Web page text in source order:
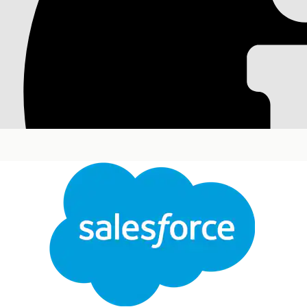
Association de
Créez une association entre un programme de
dans les territoires où le programme de
Éditions requises
Disponible avec : Lightning Experience
Disponible avec : les éditions
Enterprise
pour Customer Engagement et le package géré
Pour associer un modèle de plan d'action à un
soins :
Dans le Lanceur d'application, recherchez et